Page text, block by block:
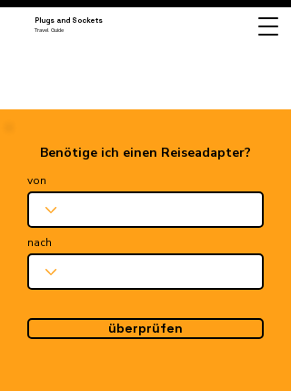
Plugs and Sockets
Travel Guide
Benötige ich einen Reiseadapter?
von
nach
überprüfen